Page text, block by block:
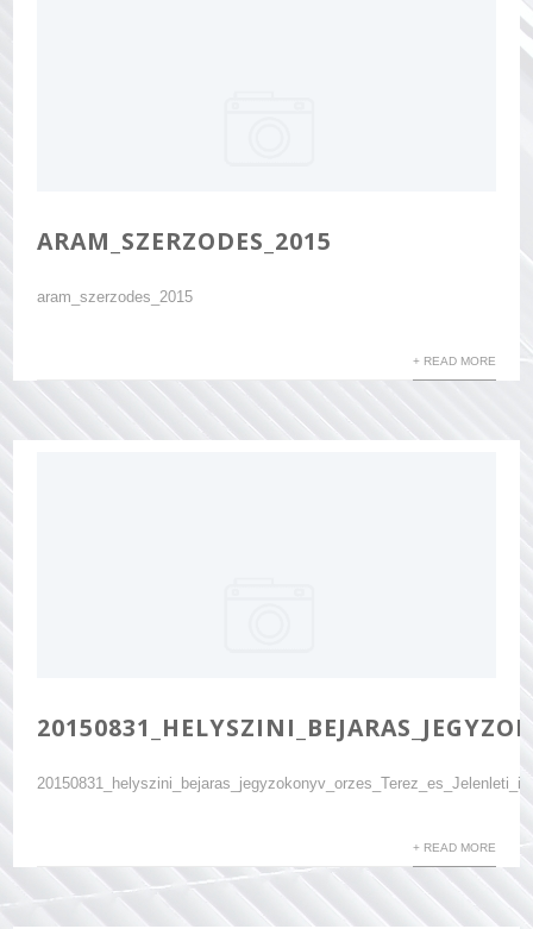
ARAM_SZERZODES_2015
aram_szerzodes_2015
+ READ MORE
20150831_helyszini_bejaras_jegyzokonyv_orzes_Terez_es_Jelenleti_iv
+ READ MORE